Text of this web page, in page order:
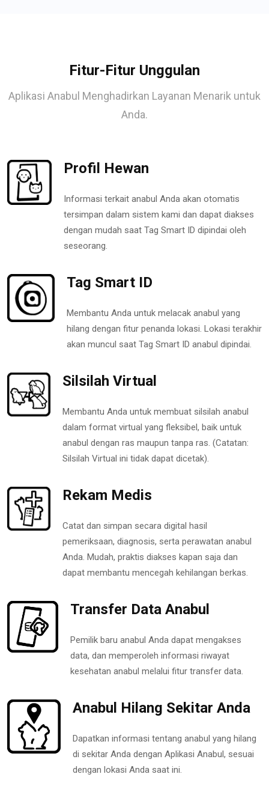
Fitur-Fitur Unggulan
Aplikasi Anabul Menghadirkan Layanan Menarik untuk
Anda.
Profil Hewan
Informasi terkait anabul Anda akan otomatis
tersimpan dalam sistem kami dan dapat diakses
dengan mudah saat Tag Smart ID dipindai oleh
seseorang.
Tag Smart ID
Membantu Anda untuk melacak anabul yang
hilang dengan fitur penanda lokasi. Lokasi terakhir
akan muncul saat Tag Smart ID anabul dipindai.
Silsilah Virtual
Membantu Anda untuk membuat silsilah anabul
dalam format virtual yang fleksibel, baik untuk
anabul dengan ras maupun tanpa ras. (Catatan:
Silsilah Virtual ini tidak dapat dicetak).
Rekam Medis
Catat dan simpan secara digital hasil
pemeriksaan, diagnosis, serta perawatan anabul
Anda. Mudah, praktis diakses kapan saja dan
dapat membantu mencegah kehilangan berkas.
Transfer Data Anabul
Pemilik baru anabul Anda dapat mengakses
data, dan memperoleh informasi riwayat
kesehatan anabul melalui fitur transfer data.
Anabul Hilang Sekitar Anda
Dapatkan informasi tentang anabul yang hilang
di sekitar Anda dengan Aplikasi Anabul, sesuai
dengan lokasi Anda saat ini.